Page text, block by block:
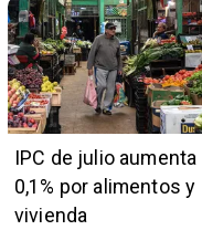
IPC de julio aumenta
0,1% por alimentos y
vivienda